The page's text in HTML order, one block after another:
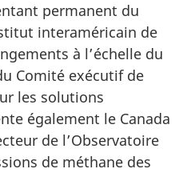
permanent du
interaméricain de
à l’échelle du
Comité exécutif de
les solutions
également le Canada
de l’Observatoire
de méthane des